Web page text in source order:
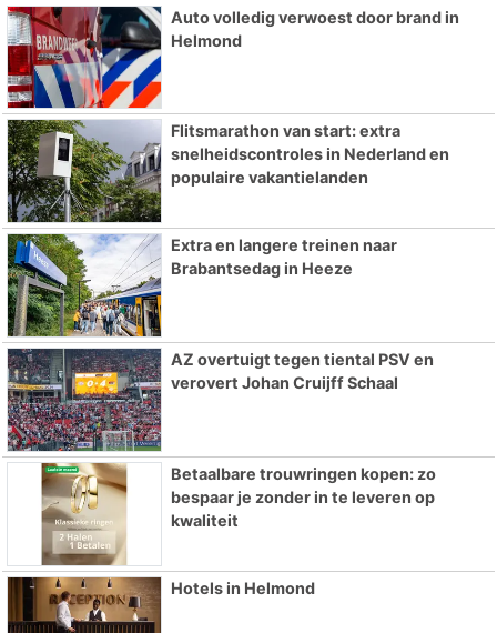
Auto volledig verwoest door brand in
Helmond
Flitsmarathon van start: extra
snelheidscontroles in Nederland en
populaire vakantielanden
Extra en langere treinen naar
Brabantsedag in Heeze
AZ overtuigt tegen tiental PSV en
verovert Johan Cruijff Schaal
Betaalbare trouwringen kopen: zo
bespaar je zonder in te leveren op
kwaliteit
Hotels in Helmond